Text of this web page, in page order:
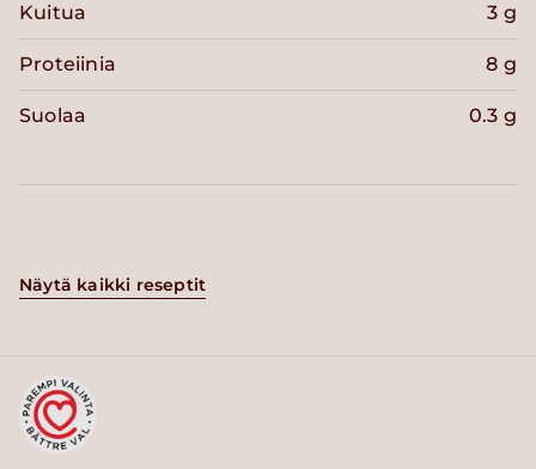
Kuitua 3 g
Proteiinia 8 g
Suolaa 0.3 g
Näytä kaikki reseptit